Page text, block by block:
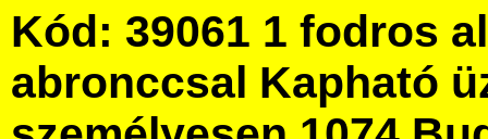
Kód: 39061 1 fodros
abronccsal Kapható